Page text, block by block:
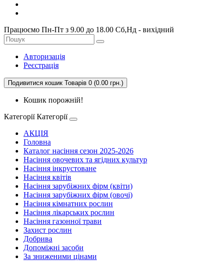
Працюємо Пн-Пт з 9.00 до 18.00 Сб,Нд - вихідний
Авторизація
Реєстрація
Подивитися кошик Товарів 0 (0.00 грн.)
Кошик порожній!
Категорії Категорії
АКЦІЯ
Головна
Каталог насіння сезон 2025-2026
Насіння овочевих та ягідних культур
Насіння інкрустоване
Насіння квітів
Насіння зарубіжних фірм (квіти)
Насіння зарубіжних фірм (овочі)
Насіння кімнатних рослин
Насіння лікарських рослин
Насіння газонної трави
Захист рослин
Добрива
Допоміжні засоби
За зниженими цінами